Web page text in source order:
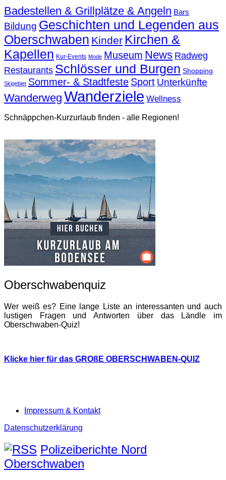
Badestellen & Grillplätze & Angeln Bars
Bildung Geschichten und Legenden aus
Oberschwaben Kinder Kirchen &
Kapellen Kur-Events Mode Museum News Radweg
Restaurants Schlösser und Burgen Shopping
Skigebiet Sommer- & Stadtfeste Sport Unterkünfte
Wanderweg Wanderziele Wellness
Schnäppchen-Kurzurlaub finden - alle Regionen!
Oberschwabenquiz
Wer weiß es? Eine lange Liste an interessanten und auch
lustigen Fragen und Antworten über das Ländle im
Oberschwaben-Quiz!
Klicke hier für das GROßE OBERSCHWABEN-QUIZ
Impressum & Kontakt
Datenschutzerklärung
Polizeiberichte Nord
Oberschwaben